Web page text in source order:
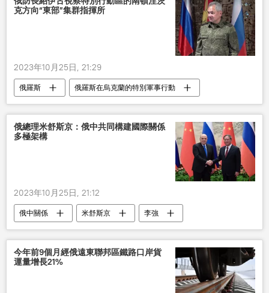
克方向“東部”集群指揮所
2023年10月25日, 21:29
俄羅斯
俄羅斯在烏克蘭的特別軍事行動
軍事
俄國防部
俄總理米舒斯京：俄中共同構建國際關係
多極架構
2023年10月25日, 21:12
俄中關係 米舒斯京
李強
會談
中俄合作
今年前9個月經俄遠東聯邦區鐵路口岸貨
運量增長21%